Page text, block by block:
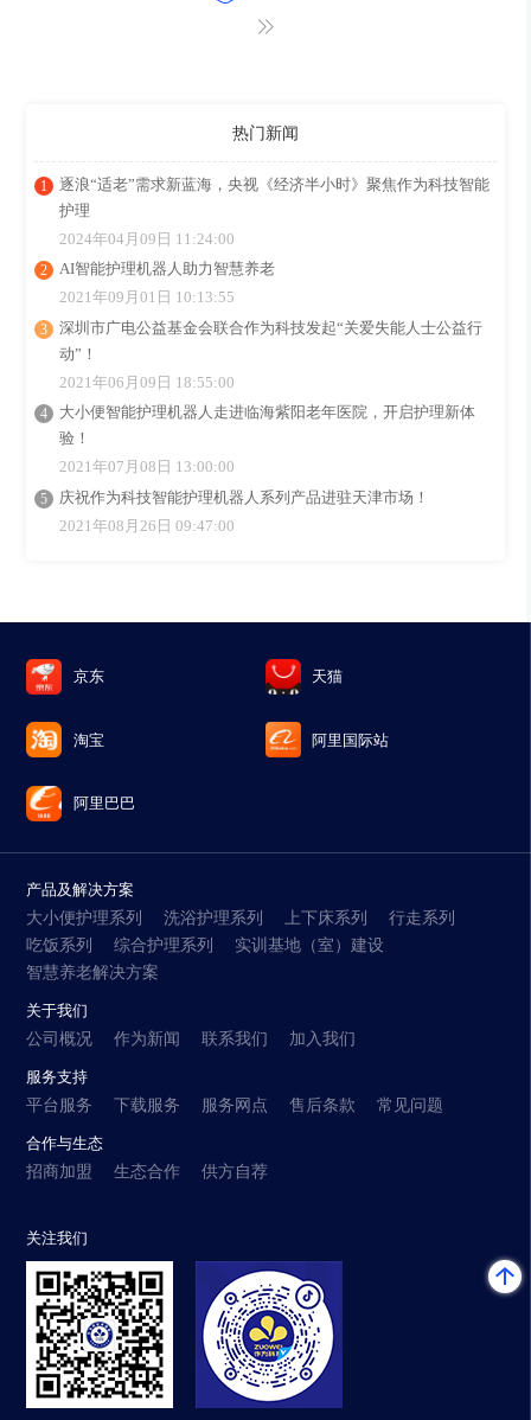
热门新闻
逐浪“适老”需求新蓝海，央视《经济半小时》聚焦作为科技智能
护理
2024年04月09日 11:24:00
AI智能护理机器人助力智慧养老
2021年09月01日 10:13:55
深圳市广电公益基金会联合作为科技发起“关爱失能人士公益行
动”！
2021年06月09日 18:55:00
大小便智能护理机器人走进临海紫阳老年医院，开启护理新体
验！
2021年07月08日 13:00:00
庆祝作为科技智能护理机器人系列产品进驻天津市场！
2021年08月26日 09:47:00
京东 天猫
淘宝 阿里国际站
阿里巴巴
产品及解决方案
大小便护理系列
洗浴护理系列 上下床系列
行走系列
吃饭系列
综合护理系列
实训基地（室）建设
智慧养老解决方案
关于我们
公司概况
作为新闻 联系我们 加入我们
服务支持
平台服务
下载服务 服务网点 售后条款 常见问题
合作与生态
招商加盟
生态合作 供方自荐
关注我们